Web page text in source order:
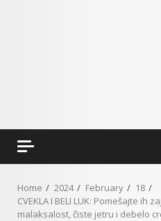
Home 2024 February
18
CVEKLA I BELI LUK: Pomešajte ih
malaksalost, čiste jetru i debelo